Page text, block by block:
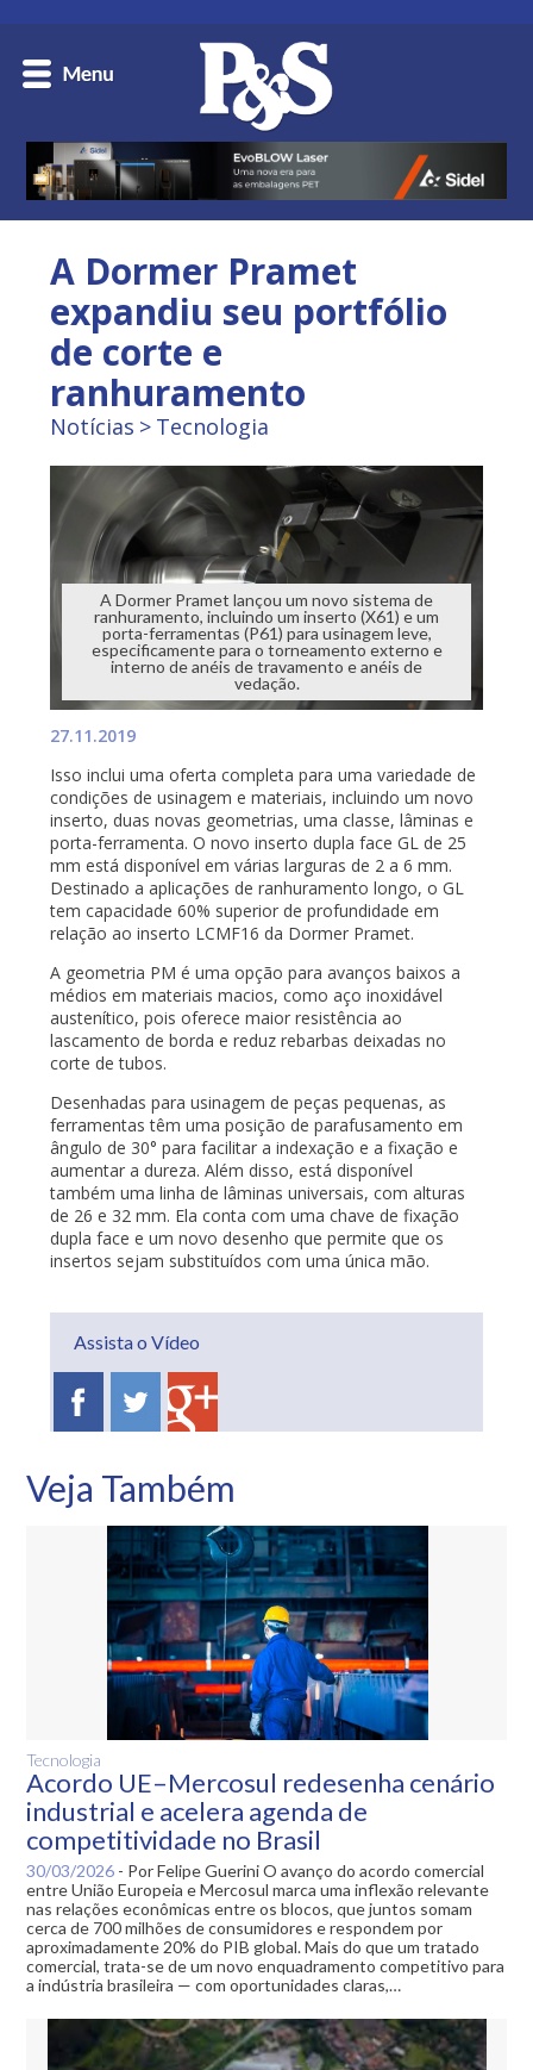
A Dormer Pramet
expandiu seu portfólio
de corte e
ranhuramento
Notícias Tecnologia
A Dormer Pramet lançou um novo sistema de
ranhuramento, incluindo um inserto (X61) e um
porta-ferramentas (P61) para usinagem leve,
especificamente para o torneamento externo e
interno de anéis de travamento e anéis de
vedação.
27.11.2019
Isso inclui uma oferta completa para uma variedade de
condições de usinagem e materiais, incluindo um novo
inserto, duas novas geometrias, uma classe, lâminas e
porta-ferramenta. O novo inserto dupla face GL de 25
mm está disponível em várias larguras de 2 a 6 mm.
Destinado a aplicações de ranhuramento longo, o GL
tem capacidade 60% superior de profundidade em
relação ao inserto LCMF16 da Dormer Pramet.
A geometria PM é uma opção para avanços baixos a
médios em materiais macios, como aço inoxidável
austenítico, pois oferece maior resistência ao
lascamento de borda e reduz rebarbas deixadas no
corte de tubos.
Desenhadas para usinagem de peças pequenas, as
ferramentas têm uma posição de parafusamento em
ângulo de 30° para facilitar a indexação e a fixação e
aumentar a dureza. Além disso, está disponível
também uma linha de lâminas universais, com alturas
de 26 e 32 mm. Ela conta com uma chave de fixação
dupla face e um novo desenho que permite que os
insertos sejam substituídos com uma única mão.
Assista o Vídeo
Veja Também
Tecnologia
Acordo UE–Mercosul redesenha cenário
industrial e acelera agenda de
competitividade no Brasil
30/03/2026 - Por Felipe Guerini O avanço do acordo comercial
entre União Europeia e Mercosul marca uma inflexão relevante
nas relações econômicas entre os blocos, que juntos somam
cerca de 700 milhões de consumidores e respondem por
aproximadamente 20% do PIB global. Mais do que um tratado
comercial, trata-se de um novo enquadramento competitivo para
a indústria brasileira — com oportunidades claras,…